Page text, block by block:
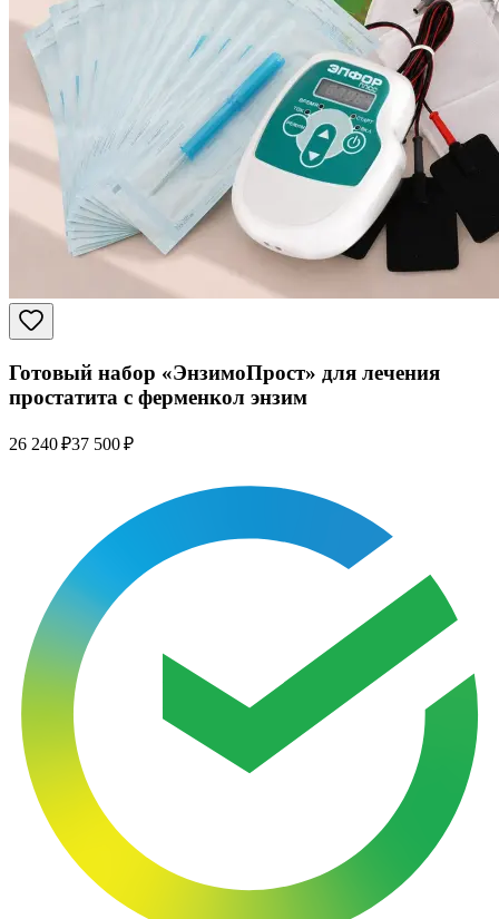
Готовый набор «ЭнзимоПрост» для лечения
простатита с ферменкол энзим
26 240 ₽37 500 ₽